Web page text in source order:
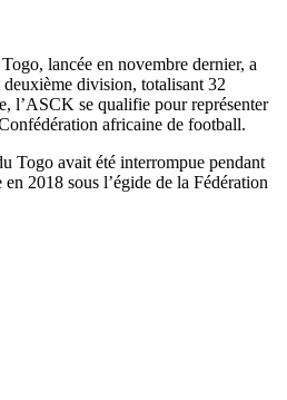
lancée en novembre dernier, a
division, totalisant 32
l’ASCK se qualifie pour représenter
africaine de football.
Togo avait été interrompue pendant
2018 sous l’égide de la Fédération